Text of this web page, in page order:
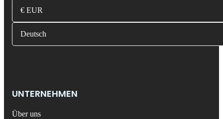
€ EUR
Deutsch
UNTERNEHMEN
Über uns